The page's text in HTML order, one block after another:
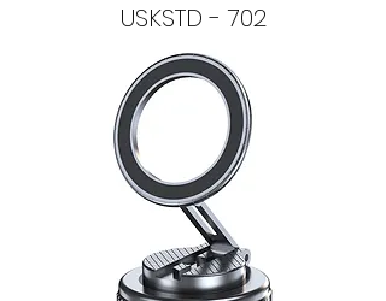
USKSTD - 702